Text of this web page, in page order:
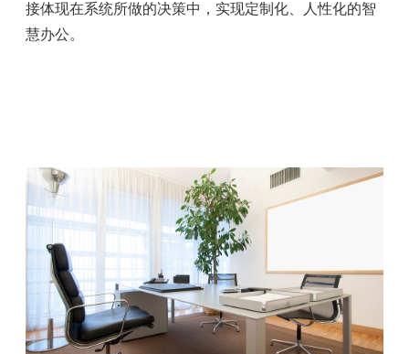
接体现在系统所做的决策中，实现定制化、人性化的智
慧办公。